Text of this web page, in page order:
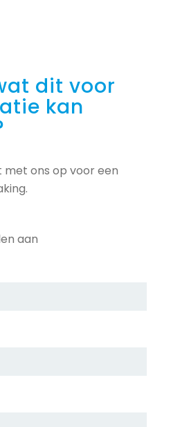
dit voor
kan
ons op voor een
aan